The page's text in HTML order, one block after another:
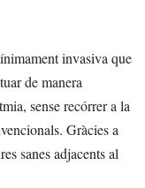
invasiva que
de manera
sense recórrer a la
Gràcies a
sanes adjacents al